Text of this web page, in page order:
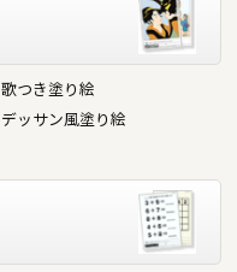
歌つき塗り絵
デッサン風塗り絵